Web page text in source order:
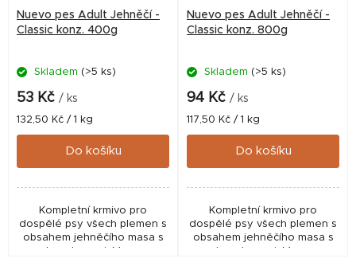
Nuevo pes Adult Jehněčí -
Classic konz. 400g
Skladem (>5 ks)
53 Kč / ks
Měrná
cena:
132,50 Kč / 1 kg
Do košíku
Kompletní krmivo pro
dospělé psy všech plemen s
obsahem jehněčího masa s
Nuevo pes Adult Jehněčí -
Classic konz. 800g
Skladem (>5 ks)
94 Kč / ks
Měrná
cena:
117,50 Kč / 1 kg
Do košíku
Kompletní krmivo pro
dospělé psy všech plemen s
obsahem jehněčího masa s